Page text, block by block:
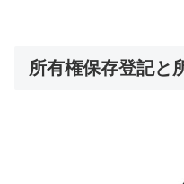
所有権保存登記と